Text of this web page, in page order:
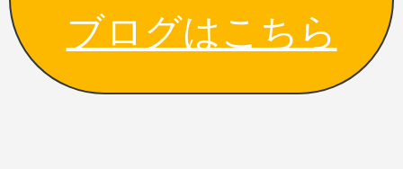
ブログはこちら